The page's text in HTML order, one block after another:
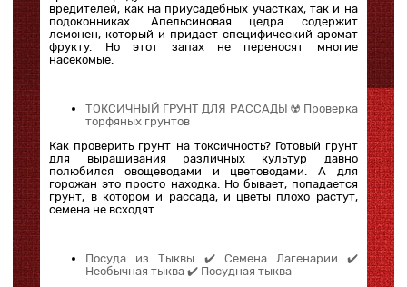
вредителей, как на приусадебных участках, так и на
подоконниках. Апельсиновая цедра содержит
лемонен, который и придает специфический аромат
фрукту. Но этот запах не переносят многие
насекомые.
ТОКСИЧНЫЙ ГРУНТ ДЛЯ РАССАДЫ ☢️ Проверка
торфяных грунтов
Как проверить грунт на токсичность? Готовый грунт
для выращивания различных культур давно
полюбился овощеводами и цветоводами. А для
горожан это просто находка. Но бывает, попадается
грунт, в котором и рассада, и цветы плохо растут,
семена не всходят.
Посуда из Тыквы ✔️ Семена Лагенарии ✔️
Необычная тыква ✔️ Посудная тыква